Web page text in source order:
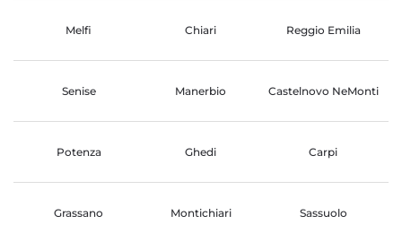
Melfi Chiari Reggio Emilia
Senise Manerbio Castelnovo NeMonti
Potenza Ghedi Carpi
Grassano Montichiari Sassuolo